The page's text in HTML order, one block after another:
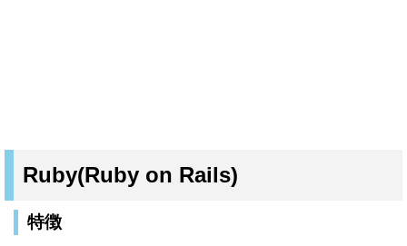
Ruby(Ruby on Rails)
特徴